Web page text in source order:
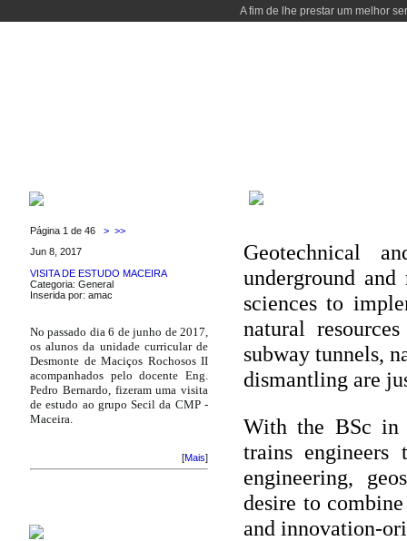
A fim de lhe prestar um melhor
Página 1 de 46 > >>
Jun 8, 2017
VISITA DE ESTUDO MACEIRA
Categoria: General
Inserida por: amac
No passado dia 6 de junho de 2017,
os alunos da unidade curricular de
Desmonte de Maciços Rochosos II
acompanhados pelo docente Eng.
Pedro Bernardo, fizeram uma visita
de estudo ao grupo Secil da CMP -
Maceira.
[Mais]
Geotechnical
underground
sciences to
natural
subway tunnels,
dismantling are
With the BSc in
trains engineers
engineering,
desire to
and innovation-